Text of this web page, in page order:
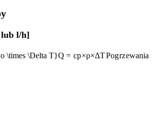
lub l/h]
\times \Delta T}Q = cp×ρ×ΔTPogrzewania